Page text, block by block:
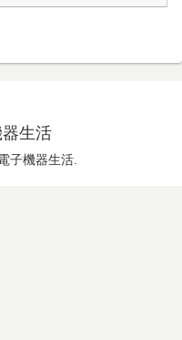
生活
子機器生活.